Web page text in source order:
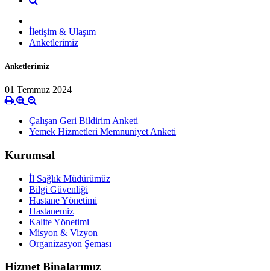
İletişim & Ulaşım
Anketlerimiz
Anketlerimiz
01 Temmuz 2024
Çalışan Geri Bildirim Anketi
Yemek Hizmetleri Memnuniyet Anketi
Kurumsal
İl Sağlık Müdürümüz
Bilgi Güvenliği
Hastane Yönetimi
Hastanemiz
Kalite Yönetimi
Misyon & Vizyon
Organizasyon Şeması
Hizmet Binalarımız